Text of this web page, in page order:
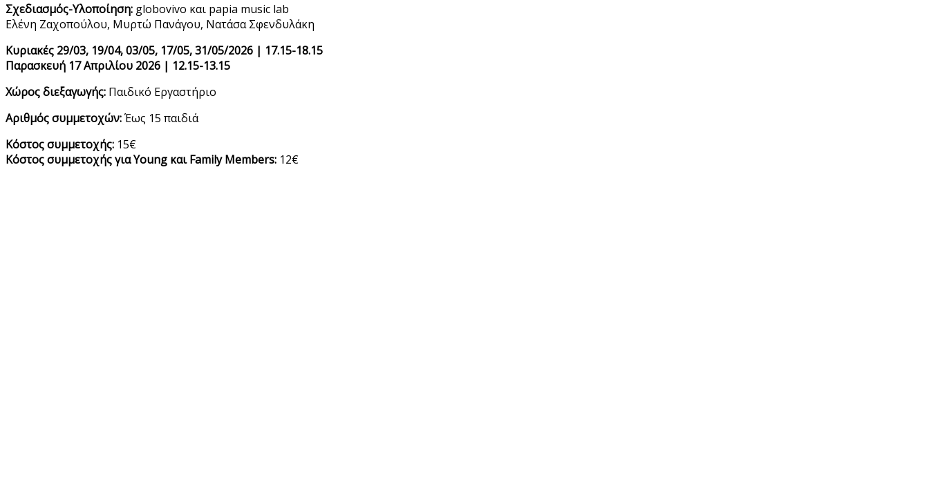
Σχεδιασμός-Υλοποίηση: globovivo και papia music lab
Ελένη Ζαχοπούλου, Μυρτώ Πανάγου, Νατάσα Σφενδυλάκη
Κυριακές 29/03, 19/04, 03/05, 17/05, 31/05/2026 | 17.15-18.15
Παρασκευή 17 Απριλίου 2026 | 12.15-13.15
Χώρος διεξαγωγής: Παιδικό Εργαστήριο
Αριθμός συμμετοχών:Έως 15 παιδιά
Κόστος συμμετοχής: 15€
Κόστος συμμετοχής για Young και Family Members: 12€